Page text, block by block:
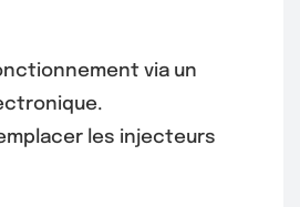
via un
les injecteurs